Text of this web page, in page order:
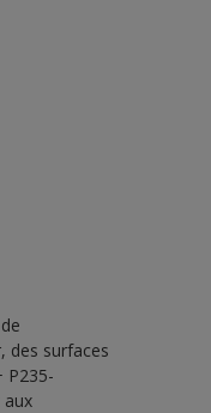
des surfaces
P235-